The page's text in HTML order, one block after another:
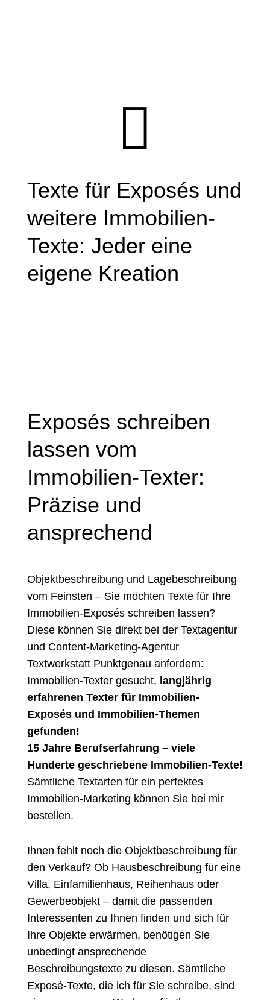

Texte für Exposés und
weitere Immobilien-
Texte: Jeder eine
eigene Kreation
Exposés schreiben
lassen vom
Immobilien-Texter:
Präzise und
ansprechend
Objektbeschreibung und Lagebeschreibung
vom Feinsten – Sie möchten Texte für Ihre
Immobilien-Exposés schreiben lassen?
Diese können Sie direkt bei der Textagentur
und Content-Marketing-Agentur
Textwerkstatt Punktgenau anfordern:
Immobilien-Texter gesucht, langjährig
erfahrenen Texter für Immobilien-
Exposés und Immobilien-Themen
gefunden!
15 Jahre Berufserfahrung – viele
Hunderte geschriebene Immobilien-Texte!
Sämtliche Textarten für ein perfektes
Immobilien-Marketing können Sie bei mir
bestellen.
Ihnen fehlt noch die Objektbeschreibung für
den Verkauf? Ob Hausbeschreibung für eine
Villa, Einfamilienhaus, Reihenhaus oder
Gewerbeobjekt – damit die passenden
Interessenten zu Ihnen finden und sich für
Ihre Objekte erwärmen, benötigen Sie
unbedingt ansprechende
Beschreibungstexte zu diesen. Sämtliche
Exposé-Texte, die ich für Sie schreibe, sind